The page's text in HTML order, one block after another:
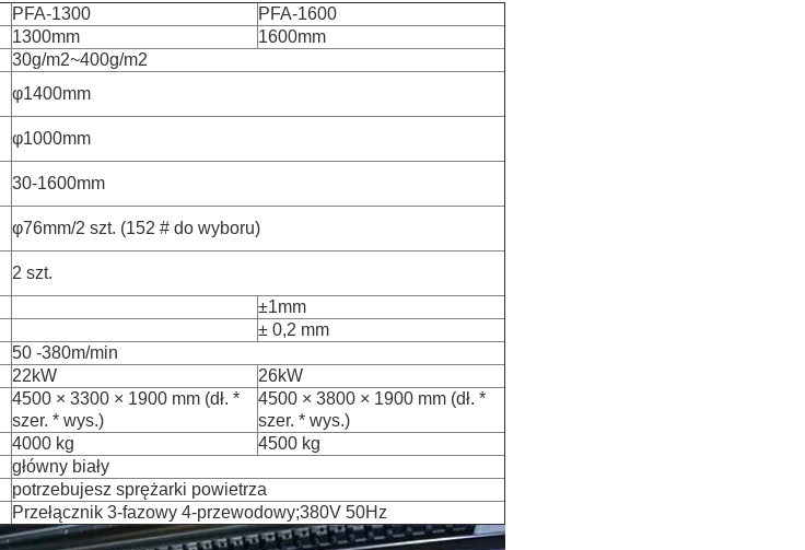
PFA-1300
PFA-1600
1300mm
1600mm
30g/m2~400g/m2
φ1400mm
φ1000mm
30-1600mm
φ76mm/2 szt. (152 # do wyboru)
2 szt.
±1mm
± 0,2 mm
50 -380m/min
22kW
26kW
4500 × 3300 × 1900 mm (dł. *
szer. * wys.)
4500 × 3800 × 1900 mm (dł. *
szer. * wys.)
4000 kg
4500 kg
główny biały
potrzebujesz sprężarki powietrza
Przełącznik 3-fazowy 4-przewodowy;380V 50Hz